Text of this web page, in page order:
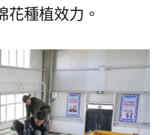
花種植效力。